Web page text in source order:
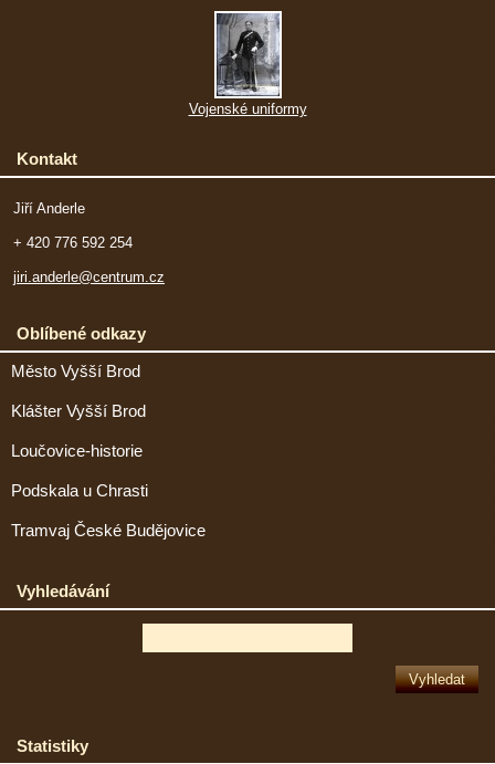
Vojenské uniformy
Kontakt
Jiří Anderle
+ 420 776 592 254
jiri.anderle@centrum.cz
Oblíbené odkazy
Město Vyšší Brod
Klášter Vyšší Brod
Loučovice-historie
Podskala u Chrasti
Tramvaj České Budějovice
Vyhledávání
Statistiky